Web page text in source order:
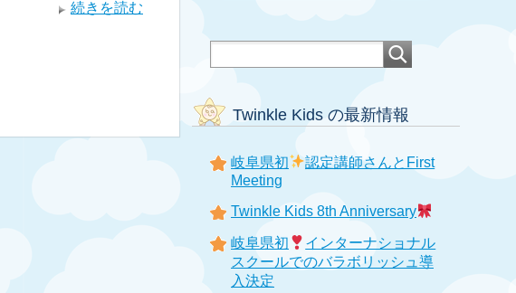
続きを読む
Twinkle Kids の最新情報
岐阜県初
認定講師さんとFirst
Meeting
Twinkle Kids 8th Anniversary
岐阜県初
インターナショナル
スクールでのバラボリッシュ導
入決定